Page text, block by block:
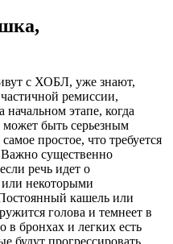
с ХОБЛ, уже знают,
ремиссии,
этапе, когда
может быть серьезным
простое, что требуется
существенно
речь идет о
некоторыми
кашель или
голова и темнеет в
в бронхах и легких есть
будут прогрессировать,